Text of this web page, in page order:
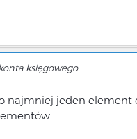
księgowego
najmniej jeden